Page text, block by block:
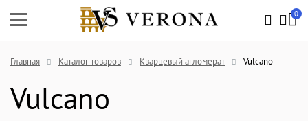
0
Главная Каталог товаров Кварцевый агломерат Vulcano
Vulcano